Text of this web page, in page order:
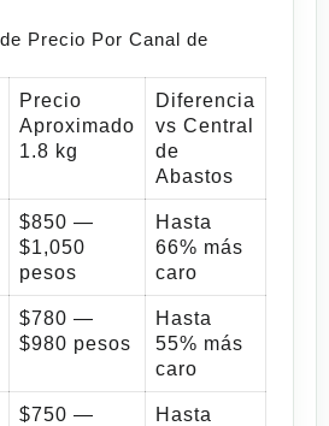
Precio Por Canal de
Precio
Aproximado
1.8 kg
Diferencia
vs Central
de
Abastos
$850 —
$1,050
pesos
Hasta
66% más
caro
$780 —
$980 pesos
Hasta
55% más
caro
$750 —
Hasta